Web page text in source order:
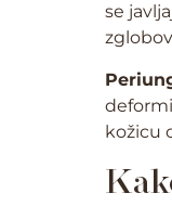
se
kožicu